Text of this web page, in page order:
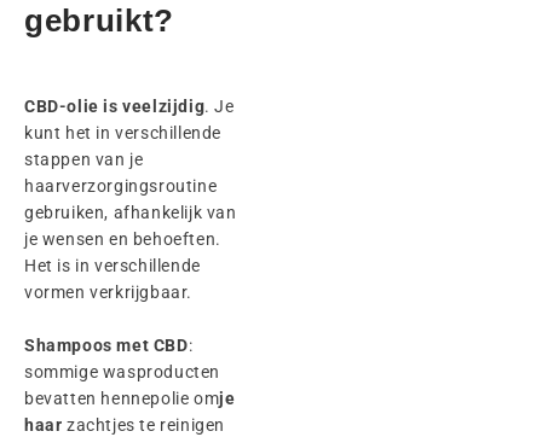
gebruikt?
CBD-olie is veelzijdig. Je
kunt het in verschillende
stappen van je
haarverzorgingsroutine
gebruiken, afhankelijk van
je wensen en behoeften.
Het is in verschillende
vormen verkrijgbaar.
Shampoos met CBD:
sommige wasproducten
bevatten hennepolie omje
haar zachtjes te reinigen